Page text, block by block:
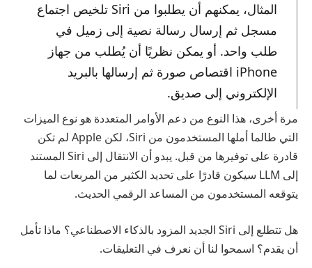
المثال، يمكنهم أن يطلبوا من Siri تلخيص اجتماع
مسجل ثم إرسال رسالة نصية إلى زميل في
طلب واحد. أو يمكن نظريًا أن يُطلب من جهاز
iPhone اقتصاص صورة ثم إرسالها بالبريد
الإلكتروني إلى صديق.
مرة أخرى، هذا النوع من دعم الأوامر المتعددة هو نوع الميزات
التي طالما أملها المستخدمون من Siri، لكن Apple لم تكن
قادرة على توفيرها من قبل. يبدو أن الانتقال إلى Siri المستند
إلى LLM سيكون قادرًا على تحديد الكثير من المربعات لما
يتوقعه المستخدمون من المساعد الرقمي الحديث.
هل تتطلع إلى Siri الجديد المزود بالذكاء الاصطناعي؟ ماذا تأمل
أن يقدم؟ اسمحوا لنا أن نعرف في التعليقات.